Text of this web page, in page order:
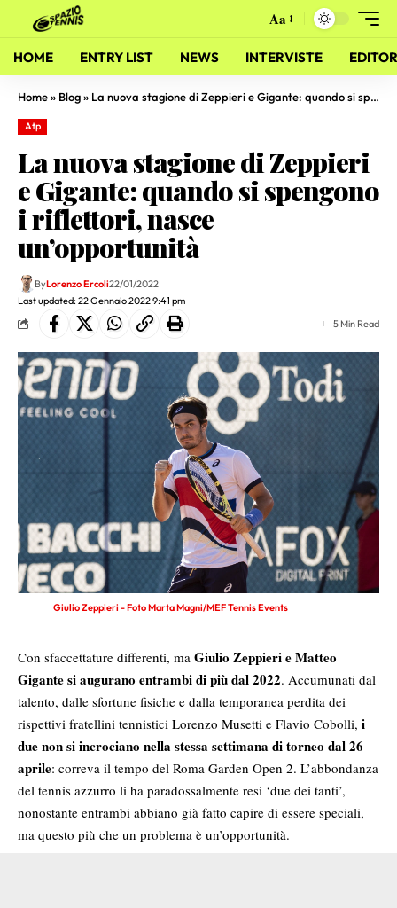
Aa
HOME ENTRY LIST NEWS INTERVISTE
Home» Blog» La nuova stagione di Zeppieri e Gigante: quando si spengono i riflettori, nasce un’opportunità
Atp
La nuova stagione di Zeppieri
e Gigante: quando si spengono
i riflettori, nasce
un’opportunità
Last updated: 22 Gennaio 2022 9:41 pm
ByLorenzo Ercoli22/01/2022
5 Min Read
Giulio Zeppieri - Foto Marta Magni/MEF Tennis Events
Con sfaccettature differenti, ma Giulio Zeppieri e Matteo
Gigante si augurano entrambi di più dal 2022. Accumunati dal
talento, dalle sfortune fisiche e dalla temporanea perdita dei
rispettivi fratellini tennistici Lorenzo Musetti e Flavio Cobolli, i
due non si incrociano nella stessa settimana di torneo dal 26
aprile: correva il tempo del Roma Garden Open 2. L’abbondanza
del tennis azzurro li ha paradossalmente resi ‘due dei tanti’,
nonostante entrambi abbiano già fatto capire di essere speciali,
ma questo più che un problema è un’opportunità.